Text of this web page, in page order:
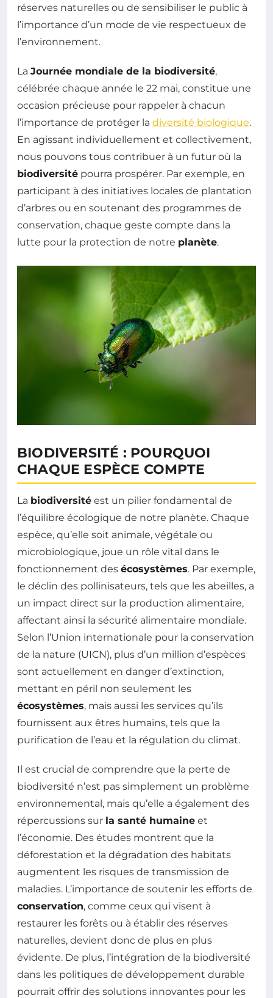
réserves naturelles ou de sensibiliser le public à
l’importance d’un mode de vie respectueux de
l’environnement.
La Journée mondiale de la biodiversité,
célébrée chaque année le 22 mai, constitue une
occasion précieuse pour rappeler à chacun
l’importance de protéger la diversité biologique.
En agissant individuellement et collectivement,
nous pouvons tous contribuer à un futur où la
biodiversité pourra prospérer. Par exemple, en
participant à des initiatives locales de plantation
d’arbres ou en soutenant des programmes de
conservation, chaque geste compte dans la
lutte pour la protection de notre planète.
BIODIVERSITÉ : POURQUOI
CHAQUE ESPÈCE COMPTE
La biodiversité est un pilier fondamental de
l’équilibre écologique de notre planète. Chaque
espèce, qu’elle soit animale, végétale ou
microbiologique, joue un rôle vital dans le
fonctionnement des écosystèmes. Par exemple,
le déclin des pollinisateurs, tels que les abeilles, a
un impact direct sur la production alimentaire,
affectant ainsi la sécurité alimentaire mondiale.
Selon l’Union internationale pour la conservation
de la nature (UICN), plus d’un million d’espèces
sont actuellement en danger d’extinction,
mettant en péril non seulement les
écosystèmes, mais aussi les services qu’ils
fournissent aux êtres humains, tels que la
purification de l’eau et la régulation du climat.
Il est crucial de comprendre que la perte de
biodiversité n’est pas simplement un problème
environnemental, mais qu’elle a également des
répercussions sur la santé humaine et
l’économie. Des études montrent que la
déforestation et la dégradation des habitats
augmentent les risques de transmission de
maladies. L’importance de soutenir les efforts de
conservation, comme ceux qui visent à
restaurer les forêts ou à établir des réserves
naturelles, devient donc de plus en plus
évidente. De plus, l’intégration de la biodiversité
dans les politiques de développement durable
pourrait offrir des solutions innovantes pour les